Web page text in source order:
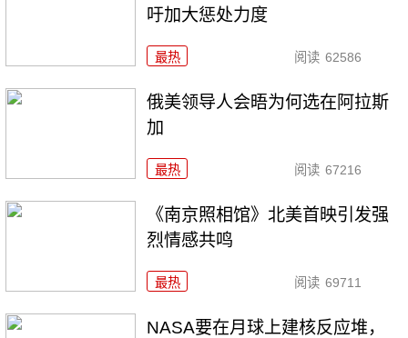
吁加大惩处力度
最热 阅读 62586
俄美领导人会晤为何选在阿拉斯
加
最热 阅读 67216
《南京照相馆》北美首映引发强
烈情感共鸣
最热 阅读 69711
NASA要在月球上建核反应堆，